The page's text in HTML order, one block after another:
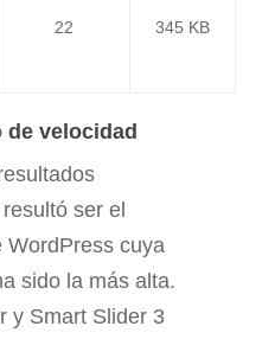
22 345 KB
velocidad
ser el
WordPress cuya
sido la más alta.
y Smart Slider 3